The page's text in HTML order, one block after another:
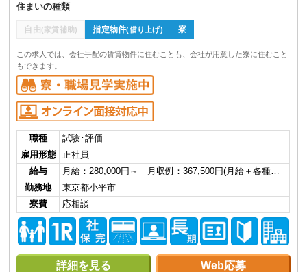
住まいの種類
自由(家賃補助) 指定物件(借り上げ) 寮
この求人では、会社手配の賃貸物件に住むことも、会社が用意した寮に住むこと
もできます。
職種
試験･評価
雇用形態
正社員
給与
月給：280,000円～ 月収例：367,500円(月給＋各種…
勤務地
東京都小平市
寮費
応相談
詳細を見る Web応募